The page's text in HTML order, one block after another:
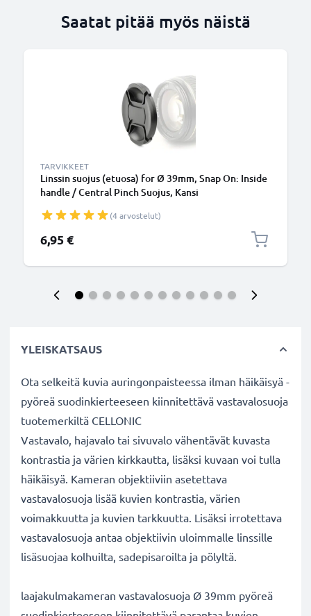
Saatat pitää myös näistä
TARVIKKEET
Linssin suojus (etuosa) for Ø 39mm, Snap On: Inside
handle / Central Pinch Suojus, Kansi
(4 arvostelut)
6,95 €
YLEISKATSAUS
Ota selkeitä kuvia auringonpaisteessa ilman häikäisyä -
pyöreä suodinkierteeseen kiinnitettävä vastavalosuoja
tuotemerkiltä CELLONIC
Vastavalo, hajavalo tai sivuvalo vähentävät kuvasta
kontrastia ja värien kirkkautta, lisäksi kuvaan voi tulla
häikäisyä. Kameran objektiiviin asetettava
vastavalosuoja lisää kuvien kontrastia, värien
voimakkuutta ja kuvien tarkkuutta. Lisäksi irrotettava
vastavalosuoja antaa objektiivin uloimmalle linssille
lisäsuojaa kolhuilta, sadepisaroilta ja pölyltä.
laajakulmakameran vastavalosuoja Ø 39mm pyöreä